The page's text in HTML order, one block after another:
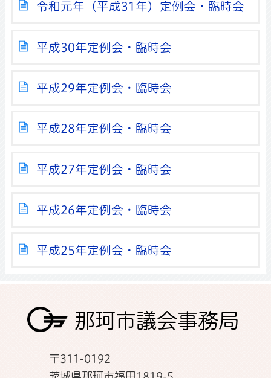
令和元年（平成31年）定例会・臨時会
平成30年定例会・臨時会
平成29年定例会・臨時会
平成28年定例会・臨時会
平成27年定例会・臨時会
平成26年定例会・臨時会
平成25年定例会・臨時会
那珂市議会事務局
〒311-0192